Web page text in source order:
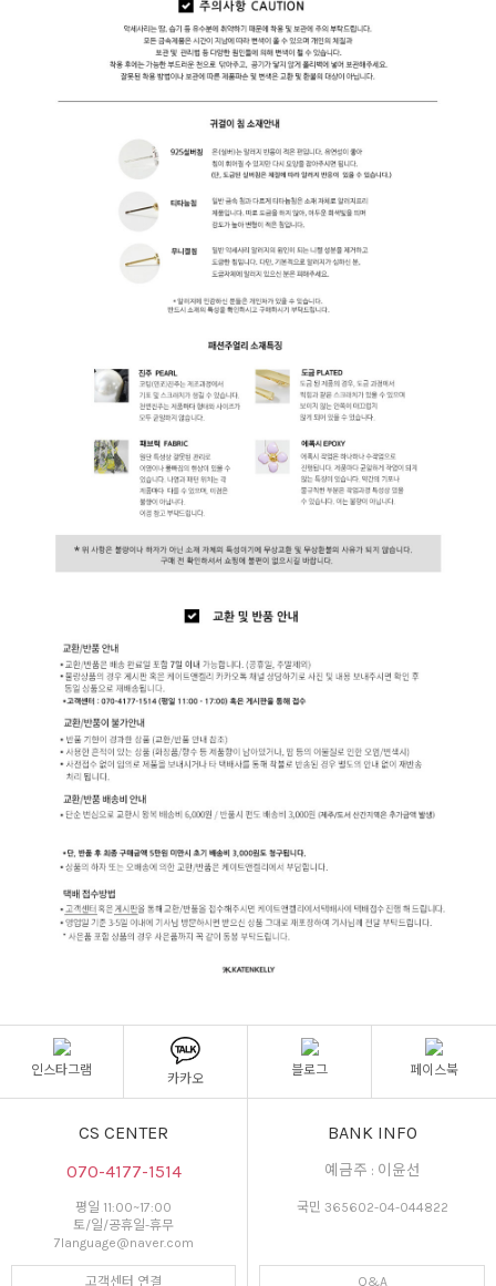
인스타그램
카카오
블로그 페이스북
CS CENTER
070-4177-1514
평일 11:00~17:00
토/일/공휴일-휴무
7language@naver.com
고객센터 연결
BANK INFO
예금주 : 이윤선
국민 365602-04-044822
Q&A